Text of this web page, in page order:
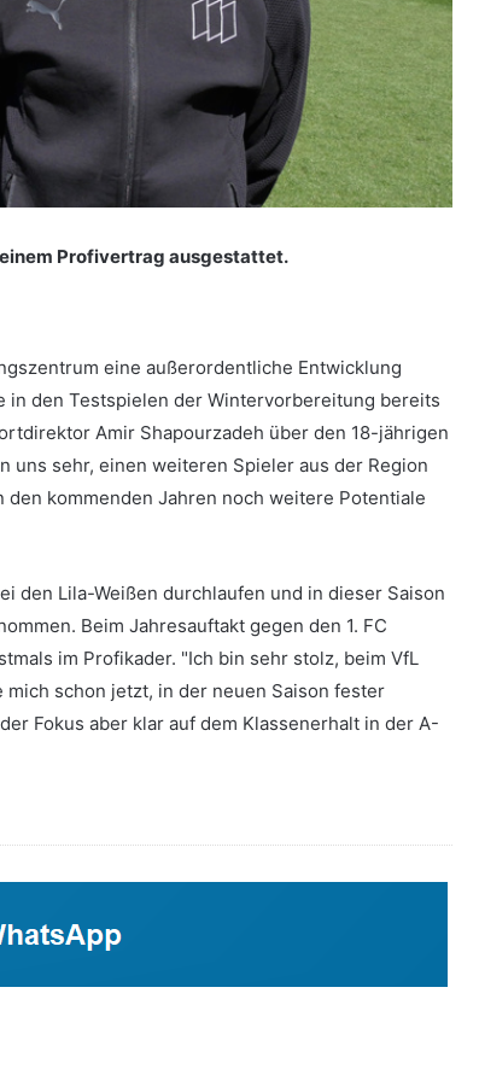
Profivertrag ausgestattet.
eine außerordentliche Entwicklung
in den Testspielen der Wintervorbereitung bereits
Amir Shapourzadeh über den 18-jährigen
uns sehr, einen weiteren Spieler aus der Region
kommenden Jahren noch weitere Potentiale
den Lila-Weißen durchlaufen und in dieser Saison
Beim Jahresauftakt gegen den 1. FC
im Profikader. "Ich bin sehr stolz, beim VfL
schon jetzt, in der neuen Saison fester
Fokus aber klar auf dem Klassenerhalt in der A-